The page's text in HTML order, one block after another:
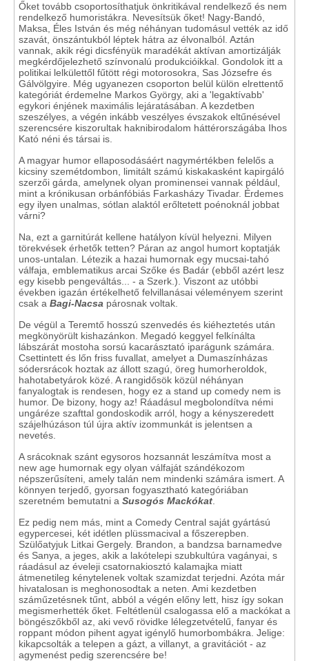
Őket tovább csoportosíthatjuk önkritikával rendelkező és nem
rendelkező humoristákra. Nevesítsük őket! Nagy-Bandó,
Maksa, Éles István és még néhányan tudomásul vették az idő
szavát, önszántukból léptek hátra az élvonalból. Aztán
vannak, akik régi dicsfényük maradékát aktívan amortizálják
megkérdőjelezhető színvonalú produkcióikkal. Gondolok itt a
politikai lelkülettől fűtött régi motorosokra, Sas Józsefre és
Gálvölgyire. Még ugyanezen csoporton belül külön elrettentő
kategóriát érdemelne Markos György, aki a 'legaktívabb'
egykori énjének maximális lejáratásában. A kezdetben
szeszélyes, a végén inkább veszélyes évszakok eltűnésével
szerencsére kiszorultak haknibirodalom háttérországába Ihos
Kató néni és társai is.
A magyar humor ellaposodásáért nagymértékben felelős a
kicsiny szemétdombon, limitált számú kiskakasként kapirgáló
szerzői gárda, amelynek olyan prominensei vannak például,
mint a krónikusan orbánfóbiás Farkasházy Tivadar. Érdemes
egy ilyen unalmas, sótlan alaktól erőltetett poénoknál jobbat
várni?
Na, ezt a garnitúrát kellene hatályon kívül helyezni. Milyen
törekvések érhetők tetten? Páran az angol humort koptatják
unos-untalan. Létezik a hazai humornak egy mucsai-tahó
válfaja, emblematikus arcai Szőke és Badár (ebből azért lesz
egy kisebb pengeváltás... - a Szerk.). Viszont az utóbbi
években igazán értékelhető felvillanásai véleményem szerint
csak a Bagi-Nacsa párosnak voltak.
De végül a Teremtő hosszú szenvedés és kiéheztetés után
megkönyörült kishazánkon. Megadó keggyel felkínálta
lábszárát mostoha sorsú kacarásztató iparágunk számára.
Csettintett és lőn friss fuvallat, amelyet a Dumaszínházas
sódersrácok hoztak az állott szagú, öreg humorheroldok,
hahotabetyárok közé. A rangidősök közül néhányan
fanyalogtak is rendesen, hogy ez a stand up comedy nem is
humor. De bizony, hogy az! Ráadásul megbolondítva némi
ungáréze szafttal gondoskodik arról, hogy a kényszeredett
szájelhúzáson túl újra aktív izommunkát is jelentsen a
nevetés.
A srácoknak szánt egysoros hozsannát leszámítva most a
new age humornak egy olyan válfaját szándékozom
népszerűsíteni, amely talán nem mindenki számára ismert. A
könnyen terjedő, gyorsan fogyasztható kategóriában
szeretném bemutatni a Susogós Mackókat
Ez pedig nem más, mint a Comedy Central saját gyártású
egypercesei, két idétlen plüssmacival a főszerepben.
Szülőatyjuk Litkai Gergely. Brandon, a bandzsa barnamedve
és Sanya, a jeges, akik a lakótelepi szubkultúra vagányai, s
ráadásul az éveleji csatornakiosztó kalamajka miatt
átmenetileg kénytelenek voltak szamizdat terjedni. Azóta már
hivatalosan is meghonosodtak a neten. Ami kezdetben
száműzetésnek tűnt, abból a végén előny lett, hisz így sokan
megismerhették őket. Feltétlenül csalogassa elő a mackókat a
böngészőkből az, aki vevő rövidke lélegzetvételű, fanyar és
roppant módon pihent agyat igénylő humorbombákra. Jelige:
kikapcsolták a telepen a gázt, a villanyt, a gravitációt - az
agymenést pedig szerencsére be!